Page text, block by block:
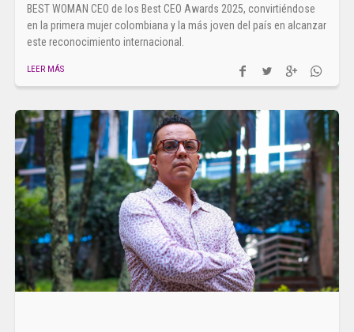
BEST WOMAN CEO de los Best CEO Awards 2025, convirtiéndose
en la primera mujer colombiana y la más joven del país en alcanzar
este reconocimiento internacional.
LEER MÁS